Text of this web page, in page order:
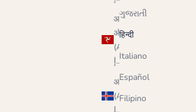
आइल
ऑफ़ मैन
(AED
د.إ)
आइसलैंड
(AED
ગુજરાતી
हिन्दी
Italiano
Español
Filipino